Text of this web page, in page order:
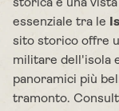
storica e una
essenziale tra le
sito storico offre
militare dell'isola
panoramici più
tramonto.